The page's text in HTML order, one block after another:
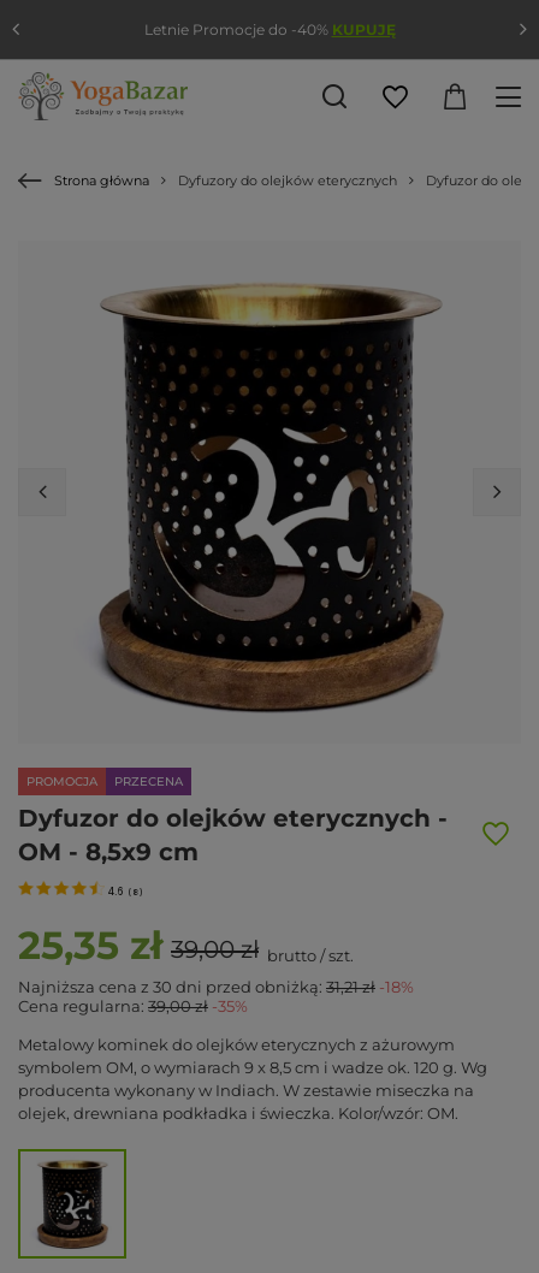
Strona główna Dyfuzory do olejków eterycznych Dyfuzor do
PROMOCJA PRZECENA
Dyfuzor do olejków eterycznych -
OM - 8,5x9 cm
4.6 ( 8)
25,35 zł 39,00 zł brutto/szt.
Najniższa cena z 30 dni przed obniżką: 31,21 zł -18%
Cena regularna: 39,00 zł -35%
Metalowy kominek do olejków eterycznych z ażurowym
symbolem OM, o wymiarach 9 x 8,5 cm i wadze ok. 120 g. Wg
producenta wykonany w Indiach. W zestawie miseczka na
olejek, drewniana podkładka i świeczka. Kolor/wzór: OM.
Letnie Promocje do -40% KUPUJĘ